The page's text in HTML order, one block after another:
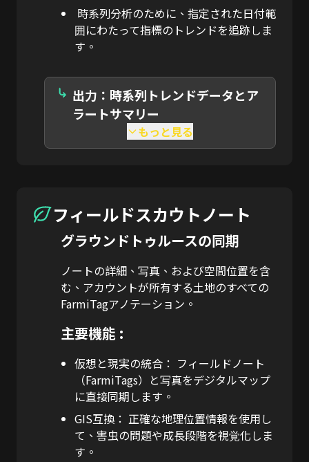
時系列分析のために、指定された日付範
囲にわたって指標のトレンドを追跡しま
す。
出力：時系列トレンドデータとア
ラートサマリー
もっと見る
フィールドスカウトノート
グラウンドトゥルースの同期
ノートの詳細、写真、および空間位置を含
む、アカウントが所有する土地のすべての
FarmiTagアノテーション。
主要機能 :
仮想と現実の統合： フィールドノート
（FarmiTags）と写真をデジタルマップ
に直接同期します。
GIS互換： 正確な地理位置情報を使用し
て、害虫の問題や成長段階を視覚化しま
す。